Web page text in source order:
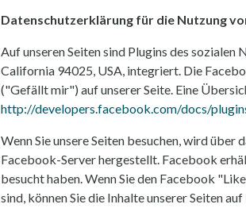
Datenschutzerklärung für die Nutzung
Auf unseren Seiten sind Plugins des
California 94025, USA, integriert. Die
("Gefällt mir") auf unserer Seite. Eine
http://developers.facebook.com/docs/
Wenn Sie unsere Seiten besuchen, wird
Facebook-Server hergestellt. Facebook
besucht haben. Wenn Sie den Facebook
sind, können Sie die Inhalte unserer Seiten